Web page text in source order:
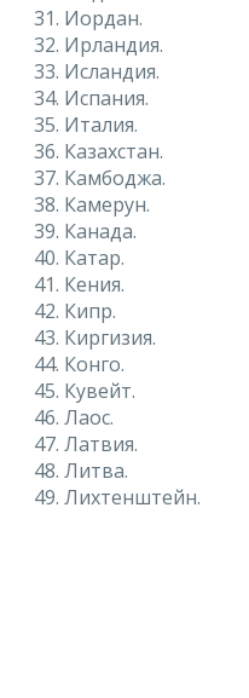
31. Иордан.
32. Ирландия.
33. Исландия.
34. Испания.
35. Италия.
36. Казахстан.
37. Камбоджа.
38. Камерун.
39. Канада.
40. Катар.
41. Кения.
42. Кипр.
43. Киргизия.
44. Конго.
45. Кувейт.
46. Лаос.
47. Латвия.
48. Литва.
49. Лихтенштейн.